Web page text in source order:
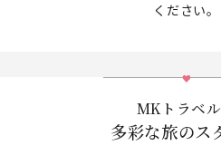
ください。
MKトラベ
多彩な旅のス